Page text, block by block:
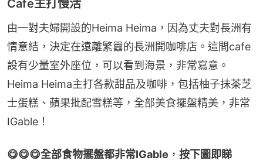
Cafe主打慢活
由一對夫婦開設的Heima Heima，因為丈夫對長洲有
情意結，決定在遠離繁囂的長洲開咖啡店。這間cafe
設有少量室外座位，可以看到海景，非常寫意。
Heima Heima主打各款甜品及咖啡，包括柚子抺茶芝
士蛋糕、蘋果批配雪糕等，全部美食擺盤精美，非常
IGable！
😋😋😋全部食物擺盤都非常IGable ， 按下圖即睇